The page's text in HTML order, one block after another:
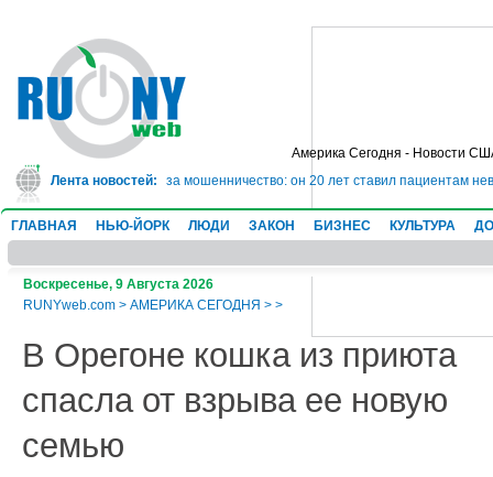
Америка Сегодня - Новости
Лента новостей:
в тюрьму на 10 лет за мошенничество: он 20 лет ставил пациентам
ГЛАВНАЯ НЬЮ-ЙОРК ЛЮДИ ЗАКОН БИЗНЕС КУЛЬТУРА
Воскресенье, 9 Августа 2026
RUNYweb.com > АМЕРИКА СЕГОДНЯ > >
В Орегоне кошка из приюта
спасла от взрыва ее новую
семью